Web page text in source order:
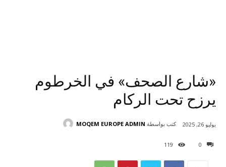
«شارع الصحف» في الخرطوم
يرزح تحت الركام
0
119
يوليو 26, 2025 كتب بواسطة MOQEM EUROPE ADMIN